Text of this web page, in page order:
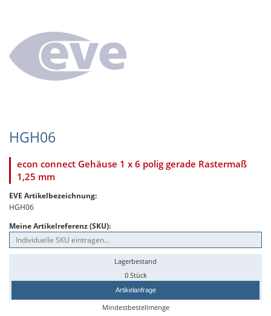
HGH06
econ connect Gehäuse 1 x 6 polig gerade Rastermaß
1,25 mm
EVE Artikelbezeichnung:
HGH06
Meine Artikelreferenz (SKU):
Lagerbestand
0 Stück
Artikelanfrage
Mindestbestellmenge